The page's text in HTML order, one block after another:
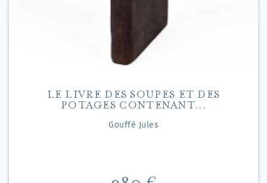
LE LIVRE DES SOUPES ET DES
POTAGES CONTENANT...
Gouffé Jules
Preis
380 €